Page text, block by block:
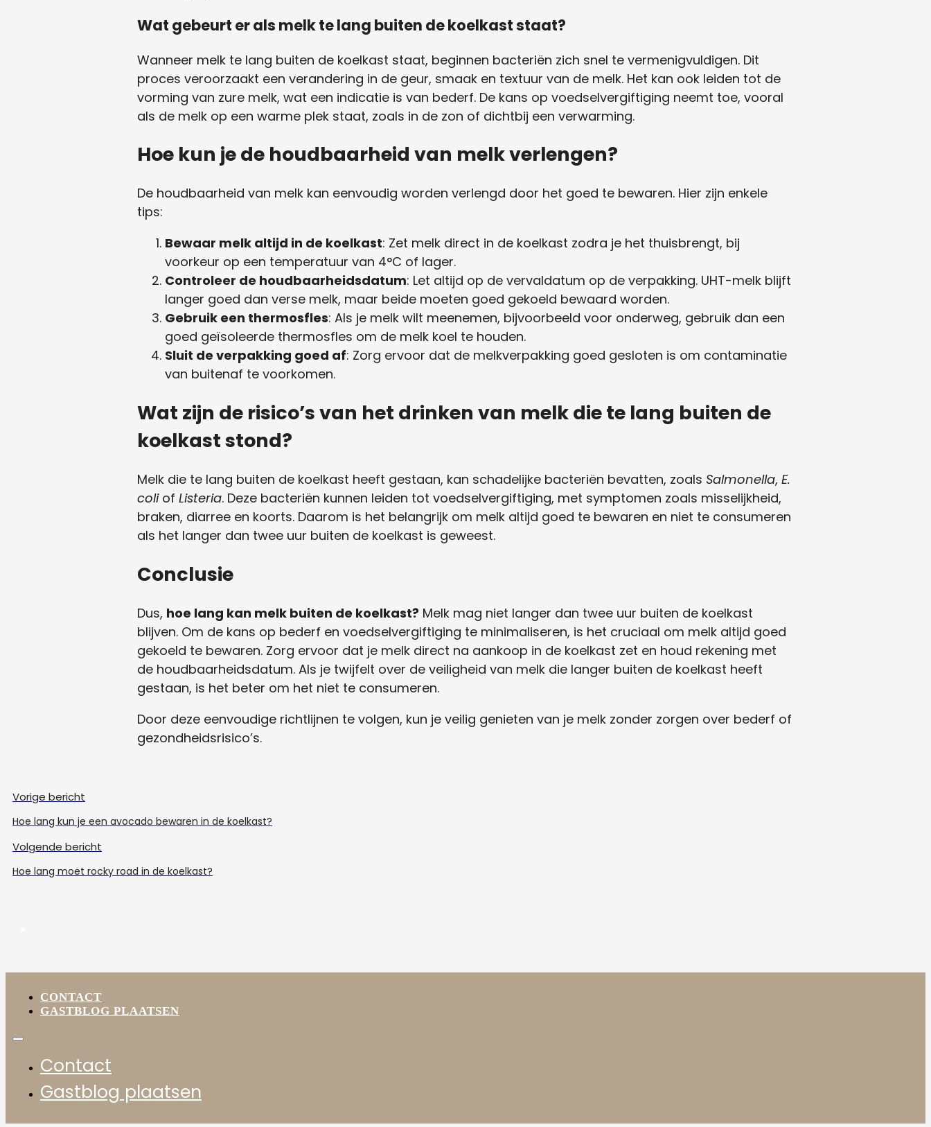
Wat gebeurt er als melk te lang buiten de koelkast staat?
Wanneer melk te lang buiten de koelkast staat, beginnen bacteriën zich snel te vermenigvuldigen. Dit
proces veroorzaakt een verandering in de geur, smaak en textuur van de melk. Het kan ook leiden tot de
vorming van zure melk, wat een indicatie is van bederf. De kans op voedselvergiftiging neemt toe, vooral
als de melk op een warme plek staat, zoals in de zon of dichtbij een verwarming.
Hoe kun je de houdbaarheid van melk verlengen?
De houdbaarheid van melk kan eenvoudig worden verlengd door het goed te bewaren. Hier zijn enkele
tips:
Bewaar melk altijd in de koelkast: Zet melk direct in de koelkast zodra je het thuisbrengt, bij
voorkeur op een temperatuur van 4°C of lager.
Controleer de houdbaarheidsdatum: Let altijd op de vervaldatum op de verpakking. UHT-melk blijft
langer goed dan verse melk, maar beide moeten goed gekoeld bewaard worden.
Gebruik een thermosfles: Als je melk wilt meenemen, bijvoorbeeld voor onderweg, gebruik dan een
goed geïsoleerde thermosfles om de melk koel te houden.
Sluit de verpakking goed af: Zorg ervoor dat de melkverpakking goed gesloten is om contaminatie
van buitenaf te voorkomen.
Wat zijn de risico’s van het drinken van melk die te lang buiten de
koelkast stond?
Melk die te lang buiten de koelkast heeft gestaan, kan schadelijke bacteriën bevatten, zoals Salmonella, E.
coliof Listeria. Deze bacteriën kunnen leiden tot voedselvergiftiging, met symptomen zoals misselijkheid,
braken, diarree en koorts. Daarom is het belangrijk om melk altijd goed te bewaren en niet te consumeren
als het langer dan twee uur buiten de koelkast is geweest.
Conclusie
Dus, hoe lang kan melk buiten de koelkast? Melk mag niet langer dan twee uur buiten de koelkast
blijven. Om de kans op bederf en voedselvergiftiging te minimaliseren, is het cruciaal om melk altijd goed
gekoeld te bewaren. Zorg ervoor dat je melk direct na aankoop in de koelkast zet en houd rekening met
de houdbaarheidsdatum. Als je twijfelt over de veiligheid van melk die langer buiten de koelkast heeft
gestaan, is het beter om het niet te consumeren.
Door deze eenvoudige richtlijnen te volgen, kun je veilig genieten van je melk zonder zorgen over bederf of
gezondheidsrisico’s.
Vorige bericht
Hoe lang kun je een avocado bewaren in de koelkast?
Volgende bericht
Hoe lang moet rocky road in de koelkast?
CONTACT
GASTBLOG PLAATSEN
Contact
Gastblog plaatsen